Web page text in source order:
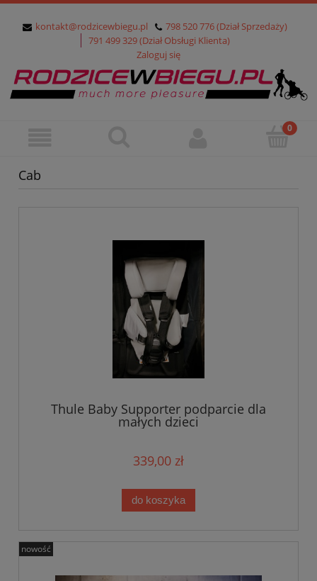
kontakt@rodzicewbiegu.pl
798 520 776 (Dział Sprzedaży)
791 499 329 (Dział Obsługi Klienta)
Zaloguj się
Cab
Thule Baby Supporter podparcie dla
małych dzieci
339,00 zł
do koszyka
nowość